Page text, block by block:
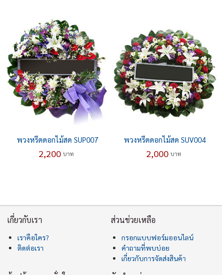
พวงหรีดดอกไม้สด SUP007
2,200 บาท
พวงหรีดดอกไม้สด SUV004
2,000 บาท
เกี่ยวกับเรา
เราคือใคร?
ติดต่อเรา
ส่วนช่วยเหลือ
กรอกแบบฟอร์มออนไลน์
คำถามที่พบบ่อย
เกี่ยวกับการจัดส่งสินค้า